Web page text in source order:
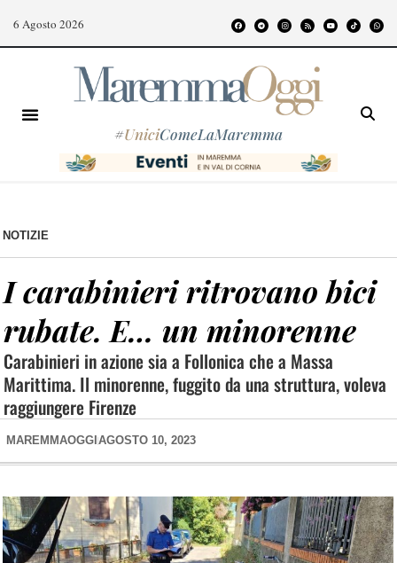
6 Agosto 2026
#UniciComeLaMaremma
NOTIZIE
I carabinieri ritrovano bici
rubate. E… un minorenne
Carabinieri in azione sia a Follonica che a Massa
Marittima. Il minorenne, fuggito da una struttura, voleva
raggiungere Firenze
MAREMMAOGGI AGOSTO 10, 2023